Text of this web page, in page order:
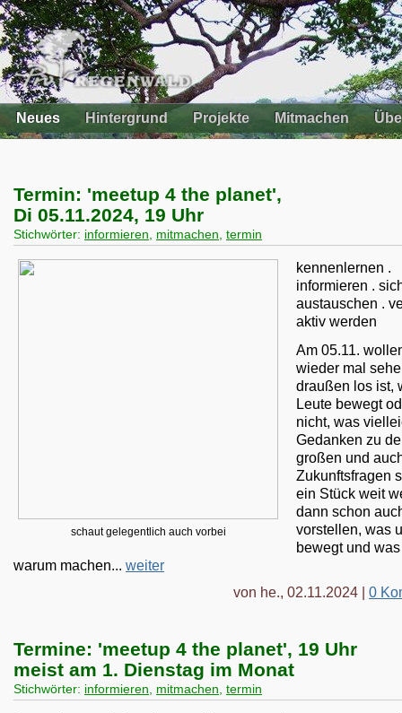
Neues Hintergrund Projekte Mitmachen
Termin: 'meetup 4 the planet',
Di 05.11.2024, 19 Uhr
Stichwörter: informieren, mitmachen, termin
schaut gelegentlich auch vorbei
kennenlernen .
informieren .
austauschen .
aktiv werden
Am 05.11.
wieder mal
draußen los ist,
Leute bewegt
nicht, was
Gedanken zu
großen und
Zukunftsfragen
ein Stück weit
dann schon
vorstellen, was
bewegt und
warum machen... weiter
von he., 02.11.2024 | 0
Termine: 'meetup 4 the planet', 19 Uhr
meist am 1. Dienstag im Monat
Stichwörter: informieren mitmachen termin